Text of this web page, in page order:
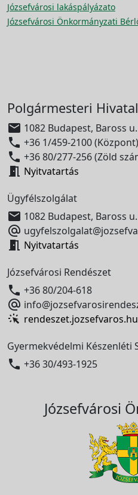
Józsefvárosi lakáspályázato
Józsefvárosi Önkormányzati
Polgármesteri Hivatal
 1082 Budapest, Baross
 +36 1/459-2100 (Központ)
 +36 80/277-256 (Zöld
 Nyitvatartás
Ügyfélszolgálat
 1082 Budapest, Baross

 Nyitvatartás
Józsefvárosi Rendészet
 +36 80/204-618

rendeszet.jozsefvaros.hu
Gyermekvédelmi Készenléti
 +36 30/493-1925
Józsefvárosi